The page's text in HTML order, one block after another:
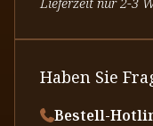
Haben Sie
Bestell-